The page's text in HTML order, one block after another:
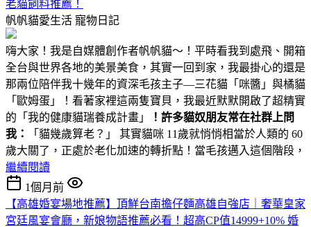
老貓飼料推薦！
帆帆貓愛生活 寵物日記
嗨大家！我是自媒體創作者帆帆貓～！平時看我到處飛、開箱
全台與世界各地的美景美食，其實一回到家，我最掛心的還是
那兩位陪伴我十幾年的資深毛孩主子—三花貓「咪醬」與橘貓
「歐姆蛋」！看著家裡這兩隻寶貝，我最近默默開啟了超精實
的「我的健康貓瑞養成計畫」
！ 許多貓奴朋友常在社群上問
我：
「貓幾歲算老？」 其實貓咪 11歲就悄悄相當於人類的 60
歲大關了，正處於老化加速的轉折點！當毛孩邁入這個階段，
繼續閱讀
1個月前
【高雄婚宴場地推薦】頂鮮台南擔仔麵高雄自強店｜奢華皇家
宮廷風宴會廳，新娘物語推薦必看！超高CP值14999+10% 婚